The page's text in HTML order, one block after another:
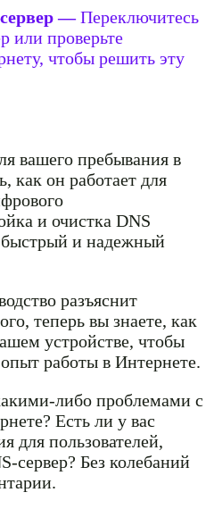
—Переключитесь
или проверьте
чтобы решить эту
вашего пребывания в
как он работает для
и очистка DNS
быстрый и надежный
разъяснит
теперь вы знаете, как
устройстве, чтобы
работы в Интернете.
либо проблемами с
Есть ли у вас
для пользователей,
сервер? Без колебаний